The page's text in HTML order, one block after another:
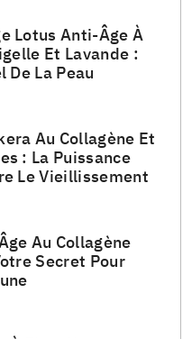
Lotus Anti-Âge À
Et Lavande :
La Peau
Au Collagène Et
: La Puissance
Le Vieillissement
Au Collagène
Secret Pour